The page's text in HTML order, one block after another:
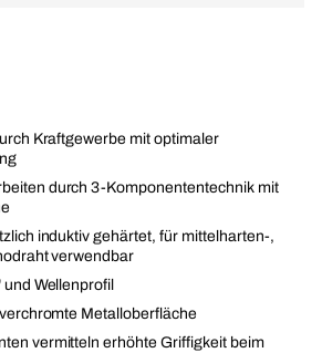
Kraftgewerbe mit optimaler
durch 3-Komponententechnik mit
induktiv gehärtet, für mittelharten-,
verwendbar
Wellenprofil
Metalloberfläche
vermitteln erhöhte Griffigkeit beim